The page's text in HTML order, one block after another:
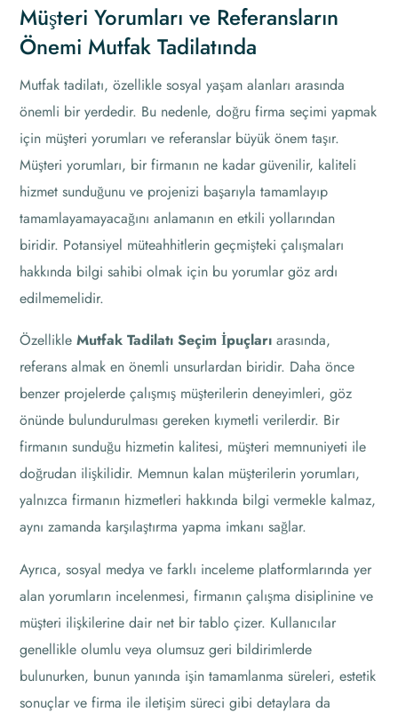
Müşteri Yorumları ve Referansların
Önemi Mutfak Tadilatında
Mutfak tadilatı, özellikle sosyal yaşam alanları arasında
önemli bir yerdedir. Bu nedenle, doğru firma seçimi yapmak
için müşteri yorumları ve referanslar büyük önem taşır.
Müşteri yorumları, bir firmanın ne kadar güvenilir, kaliteli
hizmet sunduğunu ve projenizi başarıyla tamamlayıp
tamamlayamayacağını anlamanın en etkili yollarından
biridir. Potansiyel müteahhitlerin geçmişteki çalışmaları
hakkında bilgi sahibi olmak için bu yorumlar göz ardı
edilmemelidir.
ÖzellikleMutfak Tadilatı Seçim İpuçları arasında,
referans almak en önemli unsurlardan biridir. Daha önce
benzer projelerde çalışmış müşterilerin deneyimleri, göz
önünde bulundurulması gereken kıymetli verilerdir. Bir
firmanın sunduğu hizmetin kalitesi, müşteri memnuniyeti ile
doğrudan ilişkilidir. Memnun kalan müşterilerin yorumları,
yalnızca firmanın hizmetleri hakkında bilgi vermekle kalmaz,
aynı zamanda karşılaştırma yapma imkanı sağlar.
Ayrıca, sosyal medya ve farklı inceleme platformlarında yer
alan yorumların incelenmesi, firmanın çalışma disiplinine ve
müşteri ilişkilerine dair net bir tablo çizer. Kullanıcılar
genellikle olumlu veya olumsuz geri bildirimlerde
bulunurken, bunun yanında işin tamamlanma süreleri, estetik
sonuçlar ve firma ile iletişim süreci gibi detaylara da